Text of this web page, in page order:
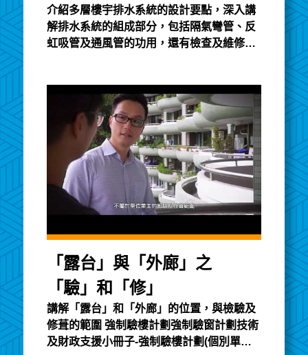
介紹多層樓宇排水系統的設計要點，深入講
解排水系統的組成部分，包括隔氣彎管、反
虹吸管及通風管的功用，還有檢查及維修渠
「露台」與「外廊」之
「驗」和「修」
講解「露台」和「外廊」的位置，與檢驗及
修葺的範圍 強制驗樓計劃強制驗窗計劃技術
及財政支援小冊子-強制驗樓計劃(個別單位)